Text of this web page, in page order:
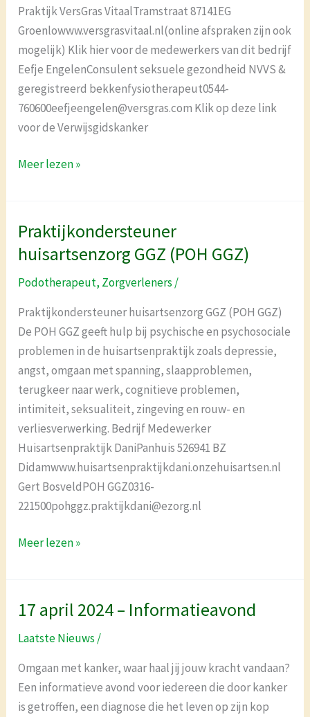
Praktijk VersGras VitaalTramstraat 87141EG
Groenlowww.versgrasvitaal.nl(online afspraken zijn ook
mogelijk) Klik hier voor de medewerkers van dit bedrijf
Eefje EngelenConsulent seksuele gezondheid NVVS &
geregistreerd bekkenfysiotherapeut0544-
760600eefjeengelen@versgras.com Klik op deze link
voor de Verwijsgidskanker
Meer lezen »
Praktijkondersteuner
huisartsenzorg GGZ (POH GGZ)
Podotherapeut, Zorgverleners /
Praktijkondersteuner huisartsenzorg GGZ (POH GGZ)
De POH GGZ geeft hulp bij psychische en psychosociale
problemen in de huisartsenpraktijk zoals depressie,
angst, omgaan met spanning, slaapproblemen,
terugkeer naar werk, cognitieve problemen,
intimiteit, seksualiteit, zingeving en rouw- en
verliesverwerking. Bedrijf Medewerker
Huisartsenpraktijk DaniPanhuis 526941 BZ
Didamwww.huisartsenpraktijkdani.onzehuisartsen.nl
Gert BosveldPOH GGZ0316-
221500pohggz.praktijkdani@ezorg.nl
Praktijkondersteuner
huisartsenzorg
(POH
GGZ)
Meer lezen »
17 april 2024 – Informatieavond
Laatste Nieuws /
Omgaan met kanker, waar haal jij jouw kracht vandaan?
Een informatieve avond voor iedereen die door kanker
is getroffen, een diagnose die het leven op zijn kop
17
2024
–
Informatieavond